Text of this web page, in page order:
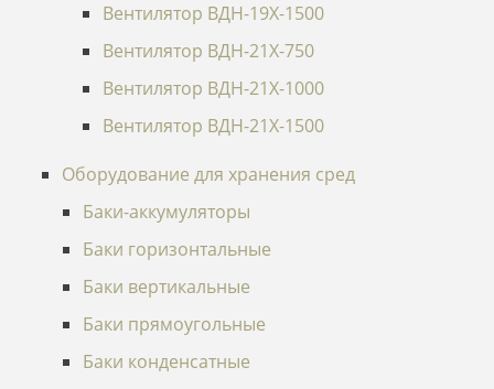
Вентилятор ВДН-19Х-1500
Вентилятор ВДН-21Х-750
Вентилятор ВДН-21Х-1000
Вентилятор ВДН-21Х-1500
Оборудование для хранения сред
Баки-аккумуляторы
Баки горизонтальные
Баки вертикальные
Баки прямоугольные
Баки конденсатные